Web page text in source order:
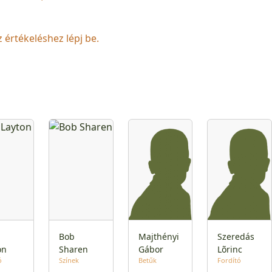
értékeléshez lépj be.
Bob
Sharen
Színek
Majthényi
Gábor
Betűk
Szeredás
Lõrinc
Fordító